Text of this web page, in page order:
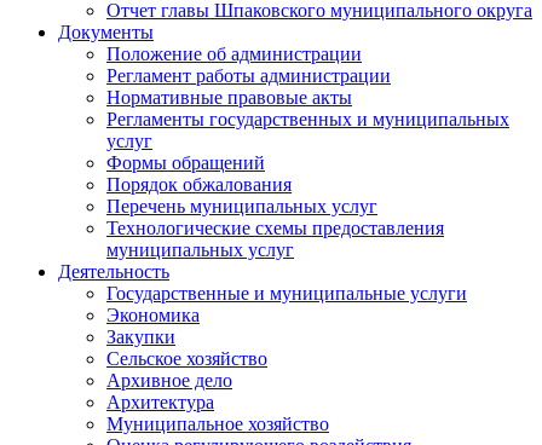
Отчет главы Шпаковского муниципального округа
Документы
Положение об администрации
Регламент работы администрации
Нормативные правовые акты
Регламенты государственных и муниципальных
услуг
Формы обращений
Порядок обжалования
Перечень муниципальных услуг
Технологические схемы предоставления
муниципальных услуг
Деятельность
Государственные и муниципальные услуги
Экономика
Закупки
Сельское хозяйство
Архивное дело
Архитектура
Муниципальное хозяйство